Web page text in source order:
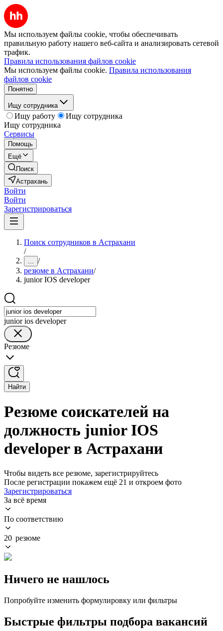
Мы используем файлы cookie, чтобы обеспечивать
правильную работу нашего веб-сайта и анализировать сетевой
трафик.
Правила использования файлов cookie
Мы используем файлы cookie. Правила использования
файлов cookie
Понятно
Ищу сотрудника
Ищу работу
Ищу сотрудника
Ищу сотрудника
Сервисы
Помощь
Ещё
Поиск
Астрахань
Войти
Войти
Зарегистрироваться
Поиск сотрудников в Астрахани
/
... /
резюме в Астрахани/
junior IOS developer
junior ios developer
Резюме
Найти
Резюме соискателей на
должность junior IOS
developer в Астрахани
Чтобы видеть все резюме, зарегистрируйтесь
После регистрации покажем ещё 21 и откроем фото
Зарегистрироваться
За всё время
По соответствию
20 резюме
Ничего не нашлось
Попробуйте изменить формулировку или фильтры
Быстрые фильтры подбора вакансий